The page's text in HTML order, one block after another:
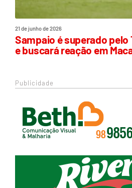
21 de junho de 2026
Sampaio é superado pelo
e buscará reação em
Publicidade